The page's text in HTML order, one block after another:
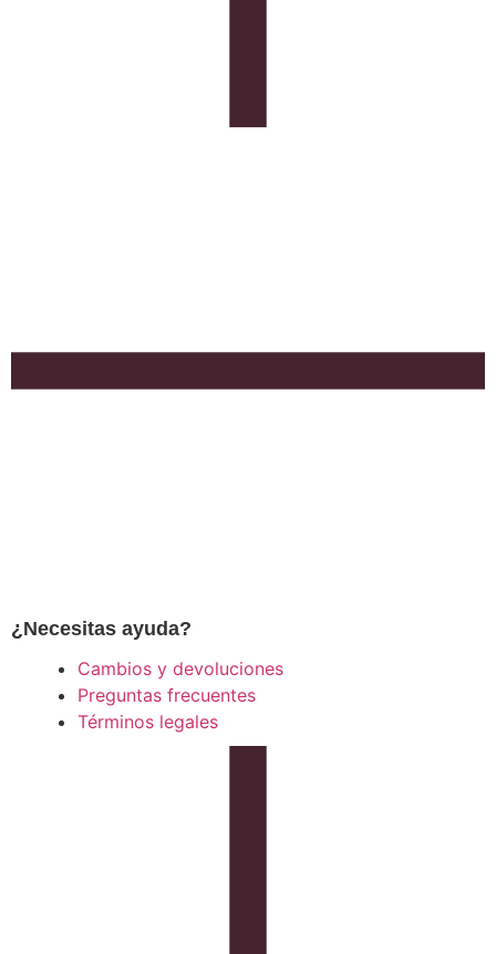
¿Necesitas ayuda?
Cambios y devoluciones
Preguntas frecuentes
Términos legales